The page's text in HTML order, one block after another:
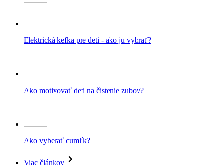
Elektrická kefka pre deti - ako ju vybrať?
Ako motivovať deti na čistenie zubov?
Ako vyberať cumlík?
Viac článkov